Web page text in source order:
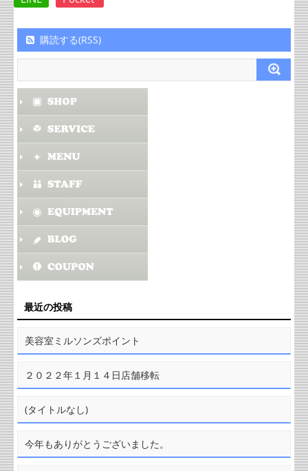
購読する(RSS)
最近の投稿
美容室ミルソンズポイント
２０２２年１月１４日店舗移転
(タイトルなし)
今年もありがとうございました。